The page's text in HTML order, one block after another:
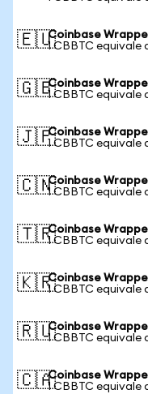
🇪🇺Coinbase
1 CBBTC
🇬🇧Coinbase
1 CBBTC equivale
🇯🇵Coinbase
1 CBBTC equivale
🇨🇳Coinbase
1 CBBTC equivale
🇹🇷Coinbase
1 CBBTC equivale
🇰🇷Coinbase
1 CBBTC equivale
🇷🇺Coinbase
1 CBBTC equivale
🇨🇦Coinbase
1 CBBTC equivale